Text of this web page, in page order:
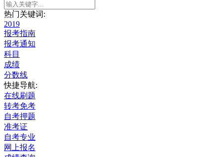
热门关键词:
2019
报考指南
报考通知
科目
成绩
分数线
快捷导航:
在线刷题
转考免考
自考押题
准考证
自考专业
网上报名